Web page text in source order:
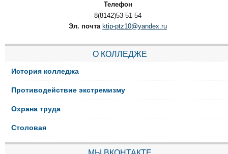
Телефон
8(8142)53-51-54
Эл. почта ktip-ptz10@yandex.ru
О КОЛЛЕДЖЕ
История колледжа
Противодействие экстремизму
Охрана труда
Столовая